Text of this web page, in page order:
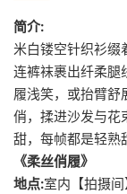
简介:
米白镂空针织衫缀
连裤袜裹出纤柔腿
履浅笑，或抬臂舒
俏，揉进沙发与花
甜，每帧都是轻熟
《柔丝俏履》
地点:室内【拍摄间